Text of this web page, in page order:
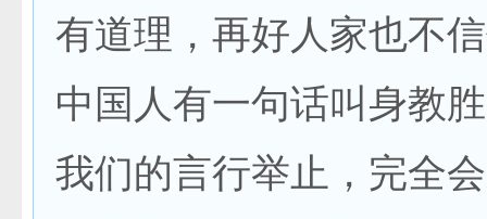
有道理，再好人家也不
中国人有一句话叫身教
我们的言行举止，完全